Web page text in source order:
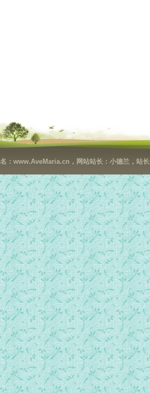
：www.AveMaria.cn，网站站长：小德兰，